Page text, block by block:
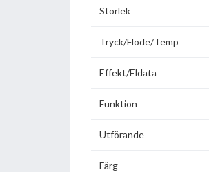
Storlek
Tryck/Flöde/Temp
Effekt/Eldata
Funktion
Utförande
Färg